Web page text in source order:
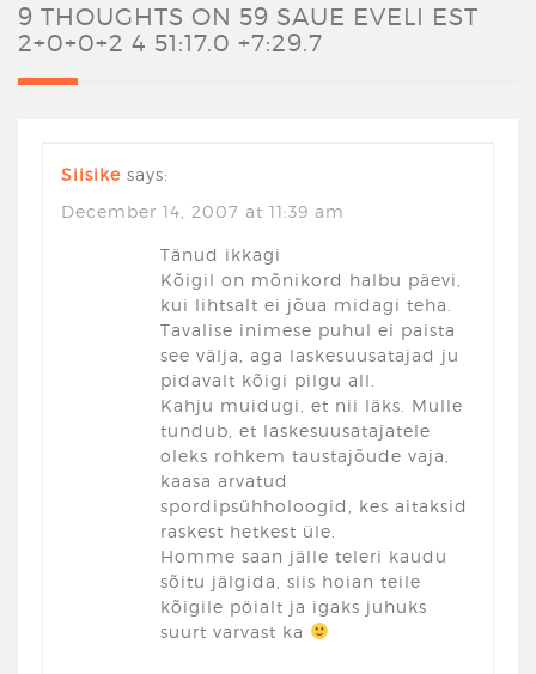
9 THOUGHTS ON 59 SAUE EVELI EST
2+0+0+2 4 51:17.0 +7:29.7
Siisike says:
December 14, 2007 at 11:39 am
Tänud ikkagi
Kõigil on mõnikord halbu päevi,
kui lihtsalt ei jõua midagi teha.
Tavalise inimese puhul ei paista
see välja, aga laskesuusatajad ju
pidavalt kõigi pilgu all.
Kahju muidugi, et nii läks. Mulle
tundub, et laskesuusatajatele
oleks rohkem taustajõude vaja,
kaasa arvatud
spordipsühholoogid, kes aitaksid
raskest hetkest üle.
Homme saan jälle teleri kaudu
sõitu jälgida, siis hoian teile
kõigile pöialt ja igaks juhuks
suurt varvast ka